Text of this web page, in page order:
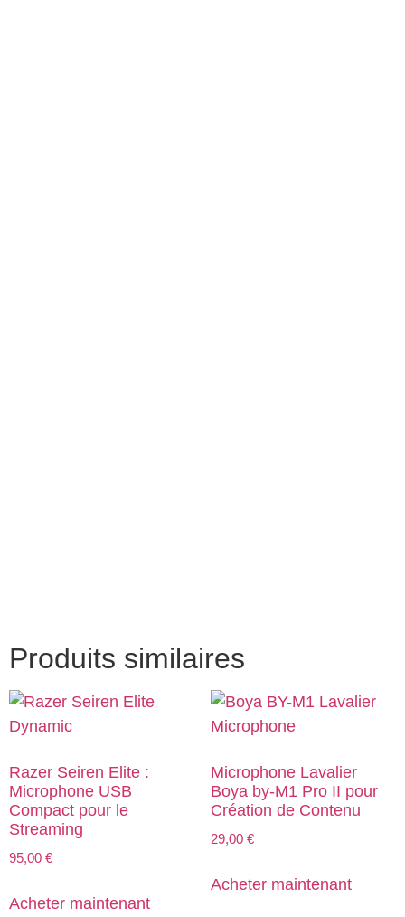
Produits similaires
Razer Seiren Elite :
Microphone USB
Compact pour le
Streaming
95,00 €
Acheter maintenant
Microphone Lavalier
Boya by-M1 Pro II pour
Création de Contenu
29,00 €
Acheter maintenant